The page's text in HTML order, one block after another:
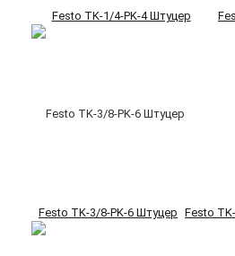
Festo TK-1/4-PK-4 Штуцер
Festo TK-3/8-PK-6 Штуцер Festo